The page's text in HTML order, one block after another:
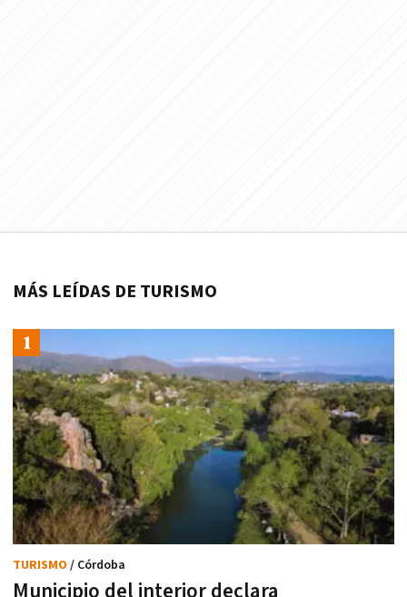
MÁS LEÍDAS DE TURISMO
Municipio del interior declara
TURISMO / Córdoba